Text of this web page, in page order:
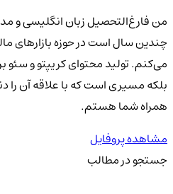
من فارغ‌التحصیل زبان انگلیسی و
چندین سال است در حوزه بازارهای
می‌کنم. تولید محتوای کریپتو و
بلکه مسیری است که با علاقه آن را
همراه شما هستم.
مشاهده پروفایل
جستجو در مطالب